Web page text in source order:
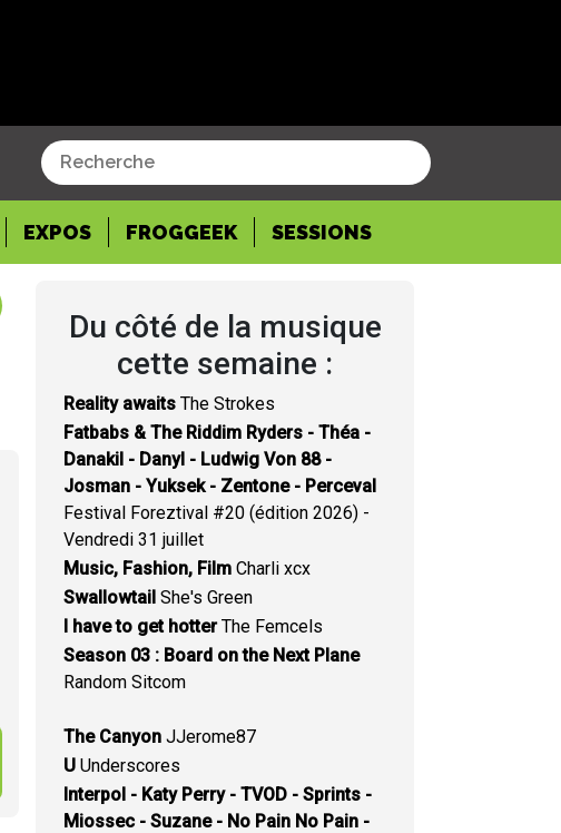
EXPOS FROGGEEK SESSIONS
Du côté de la musique
cette semaine :
Reality awaits The Strokes
Fatbabs & The Riddim Ryders - Théa -
Danakil - Danyl - Ludwig Von 88 -
Josman - Yuksek - Zentone - Perceval
Festival Foreztival #20 (édition 2026) -
Vendredi 31 juillet
Music, Fashion, Film Charli xcx
Swallowtail She's Green
I have to get hotterThe Femcels
Season 03 : Board on the Next Plane
Random Sitcom
The Canyon JJerome87
U Underscores
Interpol - Katy Perry - TVOD - Sprints -
Miossec - Suzane - No Pain No Pain -